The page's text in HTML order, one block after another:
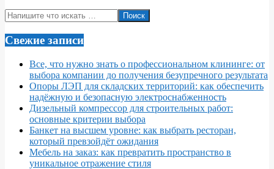
Поиск
Свежие записи
Все, что нужно знать о профессиональном клининге: от
выбора компании до получения безупречного результата
Опоры ЛЭП для складских территорий: как обеспечить
надёжную и безопасную электроснабженность
Дизельный компрессор для строительных работ:
основные критерии выбора
Банкет на высшем уровне: как выбрать ресторан,
который превзойдёт ожидания
Мебель на заказ: как превратить пространство в
уникальное отражение стиля